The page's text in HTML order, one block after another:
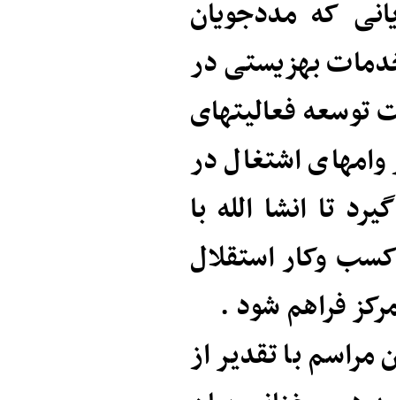
که مددجویان
بهزیستی در
توسعه فعالیتهای
وامهای اشتغال در
تا انشا الله با
وکار استقلال
فراهم شود .
با تقدیر از